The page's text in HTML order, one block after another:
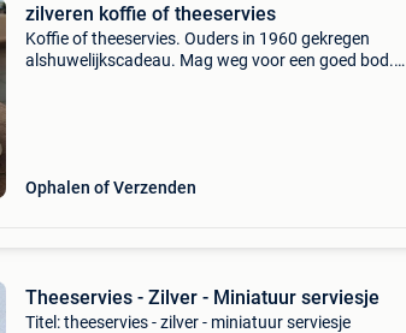
zilveren koffie of theeservies
Koffie of theeservies. Ouders in 1960 gekregen
alshuwelijkscadeau. Mag weg voor een goed bod.
Ophalen of Verzenden
Theeservies - Zilver - Miniatuur serviesje
Titel: theeservies - zilver - miniatuur serviesje